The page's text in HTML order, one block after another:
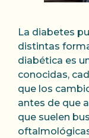
La diabetes
distintas
diabética es
conocidas,
que los
antes de que
que suelen